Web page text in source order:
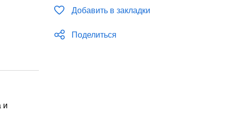
Добавить в закладки
Поделиться
и